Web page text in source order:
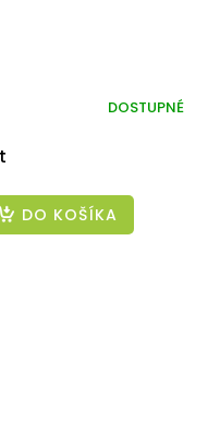
DOSTUPNÉ
DO KOŠÍKA